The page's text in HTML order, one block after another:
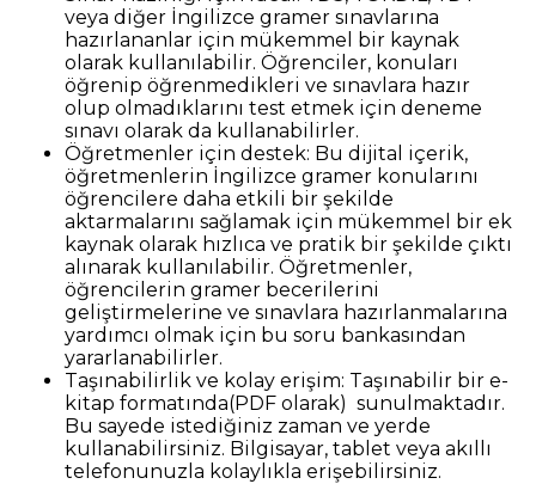
veya diğer İngilizce gramer sınavlarına
hazırlananlar için mükemmel bir kaynak
olarak kullanılabilir. Öğrenciler, konuları
öğrenip öğrenmedikleri ve sınavlara hazır
olup olmadıklarını test etmek için deneme
sınavı olarak da kullanabilirler.
Öğretmenler için destek: Bu dijital içerik,
öğretmenlerin İngilizce gramer konularını
öğrencilere daha etkili bir şekilde
aktarmalarını sağlamak için mükemmel bir ek
kaynak olarak hızlıca ve pratik bir şekilde çıktı
alınarak kullanılabilir. Öğretmenler,
öğrencilerin gramer becerilerini
geliştirmelerine ve sınavlara hazırlanmalarına
yardımcı olmak için bu soru bankasından
yararlanabilirler.
Taşınabilirlik ve kolay erişim: Taşınabilir bir e-
kitap formatında(PDF olarak) sunulmaktadır.
Bu sayede istediğiniz zaman ve yerde
kullanabilirsiniz. Bilgisayar, tablet veya akıllı
telefonunuzla kolaylıkla erişebilirsiniz.